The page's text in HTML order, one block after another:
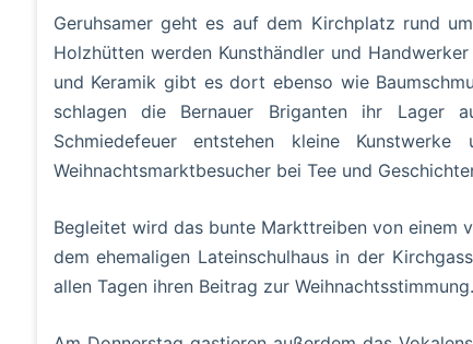
Geruhsamer geht es auf dem Kirchplatz rund
Holzhütten werden Kunsthändler und
und Keramik gibt es dort ebenso wie
schlagen die Bernauer Briganten ihr Lager
Schmiedefeuer entstehen kleine
Weihnachtsmarktbesucher bei Tee und
Begleitet wird das bunte Markttreiben von einem
dem ehemaligen Lateinschulhaus in der
allen Tagen ihren Beitrag zur Weihnachtsstimmung.